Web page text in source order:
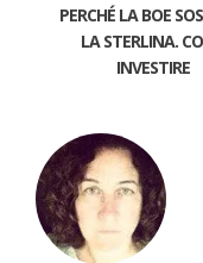
PERCHÉ LA BOE
LA STERLINA.
INVESTIRE